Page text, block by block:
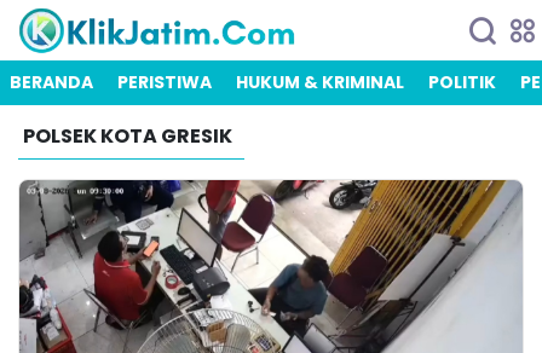
BERANDA PERISTIWA HUKUM & KRIMINAL POLITIK
POLSEK KOTA GRESIK